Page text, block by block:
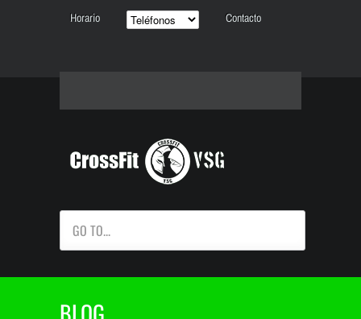
Horario Contacto
GO TO...